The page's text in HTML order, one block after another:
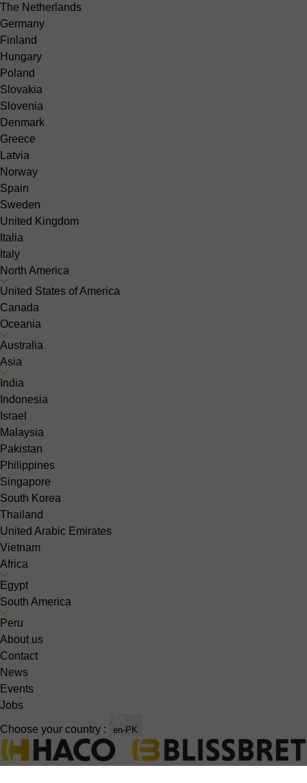
The Netherlands
Germany
Finland
Hungary
Poland
Slovakia
Slovenia
Denmark
Greece
Latvia
Norway
Spain
Sweden
United Kingdom
Italia
Italy
North America
United States of America
Canada
Oceania
Australia
Asia
India
Indonesia
Israel
Malaysia
Pakistan
Philippines
Singapore
South Korea
Thailand
United Arabic Emirates
Vietnam
Africa
Egypt
South America
Peru
About us
Contact
News
Events
Jobs
Choose your country : en-PK